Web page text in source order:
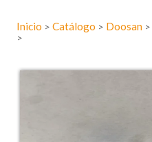
Inicio > Catálogo > Doosan >
>